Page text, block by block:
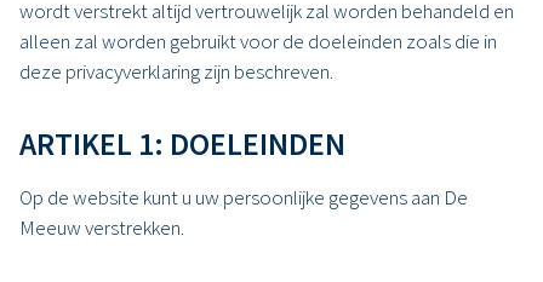
wordt verstrekt altijd vertrouwelijk zal worden behandeld en
alleen zal worden gebruikt voor de doeleinden zoals die in
deze privacyverklaring zijn beschreven.
ARTIKEL 1: DOELEINDEN
Op de website kunt u uw persoonlijke gegevens aan De
Meeuw verstrekken.